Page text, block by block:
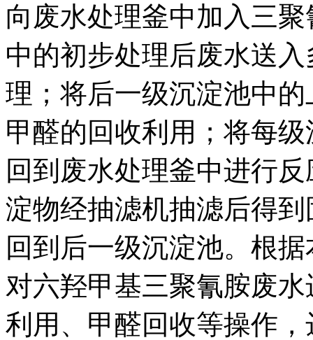
向废水处理釜中加入三
中的初步处理后废水送
理；将后一级沉淀池中
甲醛的回收利用；将每
回到废水处理釜中进行
淀物经抽滤机抽滤后得
回到后一级沉淀池。根
对六羟甲基三聚氰胺废
利用、甲醛回收等操作